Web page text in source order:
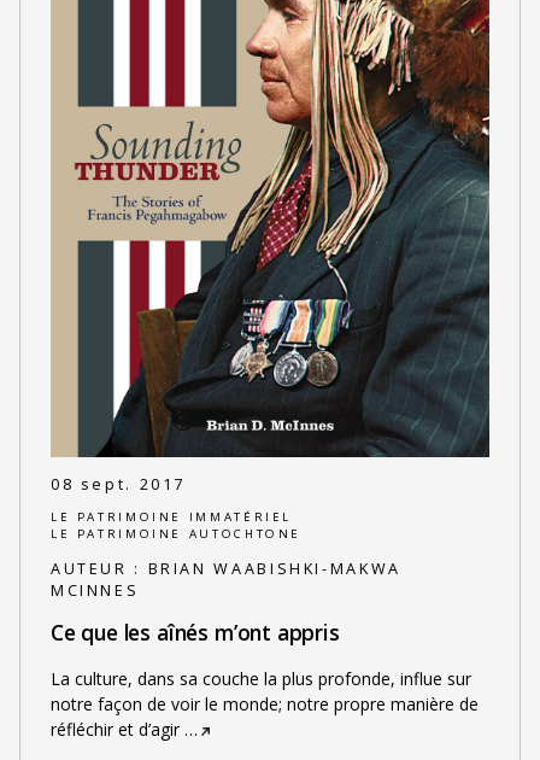
08 sept. 2017
LE PATRIMOINE IMMATÉRIEL
LE PATRIMOINE AUTOCHTONE
AUTEUR : BRIAN WAABISHKI-MAKWA
MCINNES
Ce que les aînés m’ont appris
La culture, dans sa couche la plus profonde, influe sur
notre façon de voir le monde; notre propre manière de
réfléchir et d’agir…